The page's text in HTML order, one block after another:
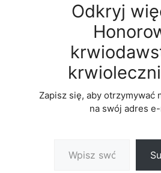
Odkryj
Zapisz się, aby otrzymywać
na swój adres